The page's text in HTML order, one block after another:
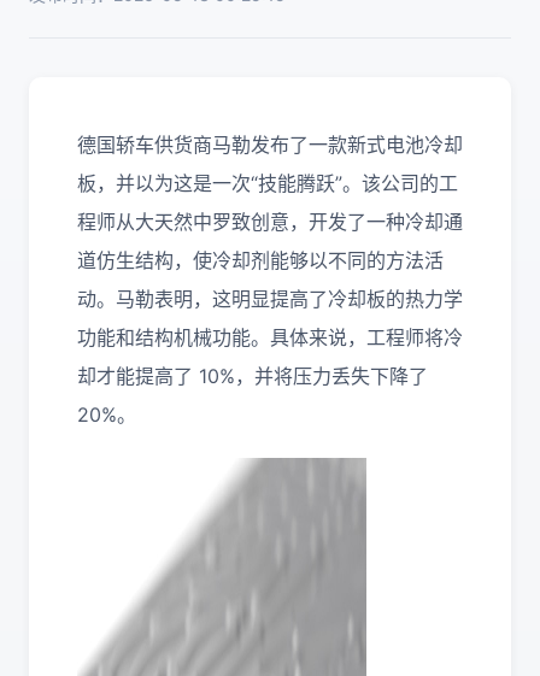
德国轿车供货商马勒发布了一款新式电池冷却
板，并以为这是一次“技能腾跃”。该公司的工
程师从大天然中罗致创意，开发了一种冷却通
道仿生结构，使冷却剂能够以不同的方法活
动。马勒表明，这明显提高了冷却板的热力学
功能和结构机械功能。具体来说，工程师将冷
却才能提高了 10%，并将压力丢失下降了
20%。